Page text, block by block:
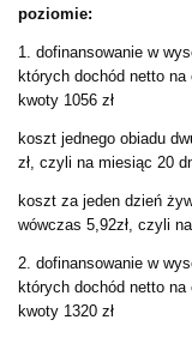
poziomie:
1. dofinansowanie w
których dochód netto na
kwoty 1056 zł
koszt jednego obiadu
zł, czyli na miesiąc 20
koszt za jeden dzień
wówczas 5,92zł, czyli
2. dofinansowanie w
których dochód netto na
kwoty 1320 zł